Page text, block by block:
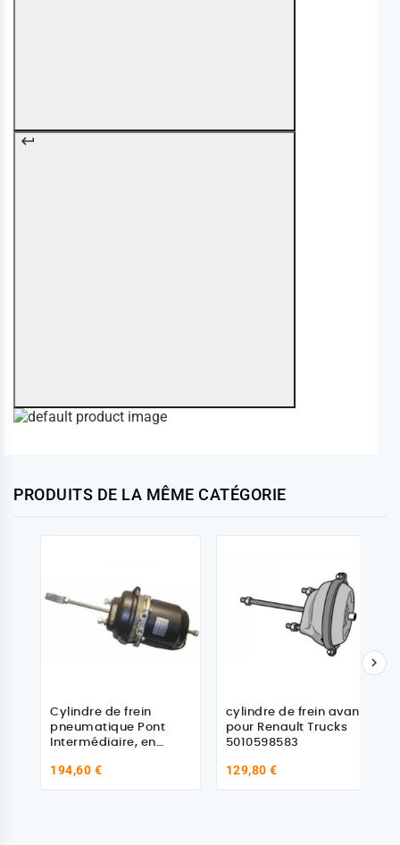
PRODUITS DE LA MÊME CATÉGORIE
Cylindre de frein
pneumatique Pont
Intermédiaire, en
Renault
194,60 €
cylindre de frein avant
pour Renault Trucks
5010598583
129,80 €
